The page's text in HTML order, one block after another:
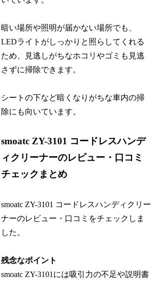
暗い場所や照明が届かない場所でも、
LEDライトがしっかりと照らしてくれる
ため、見逃しがちなホコリやゴミも見逃
さずに掃除できます。
シートの下など暗くなりがちな車内の掃
除にも向いています。
smoatc ZY-3101 コードレスハンデ
ィクリーナーのレビュー・口コミ
チェックまとめ
smoatc ZY-3101 コードレスハンディクリー
ナーのレビュー・口コミをチェックしま
した。
残念なポイント
smoatc ZY-3101には吸引力の不足や説明書